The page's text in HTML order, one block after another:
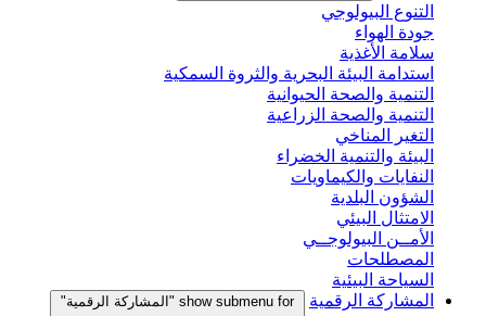
التنوع البيولوجي
جودة الهواء
سلامة الأغذية
استدامة البيئة البحرية والثروة السمكية
التنمية والصحة الحيوانية
التنمية والصحة الزراعية
التغير المناخي
البيئة والتنمية الخضراء
النفايات والكيماويات
الشؤون البلدية
الامتثال البيئي
الأمــن البيولوجــي
المصطلحات
السياحة البيئية
المشاركة الرقمية
show submenu for "المشاركة الرقمية"